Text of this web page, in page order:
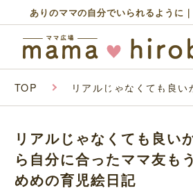
ありのママの自分でいられるように
TOP リアルじゃなくても良
日記
リアルじゃなくても良い
ら自分に合ったママ友も
めめの育児絵日記